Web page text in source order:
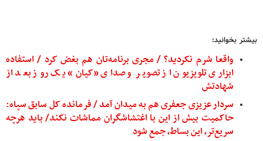
بیشتر بخوانید:
واقعا شرم نکردید؟ / مجری برنامه‌تان هم بغض کرد / استفاده
ابزاری تلویزیون از تصویر و صدای «کیان» یک روز بعد از
شهادتش
سردار عزیزی جعفری هم به میدان آمد / فرمانده کل سابق سپاه:
حاکمیت بیش از این با اغتشاشگران مماشات نکند/ باید هرچه
سریع‌تر، این بساط، جمع شود